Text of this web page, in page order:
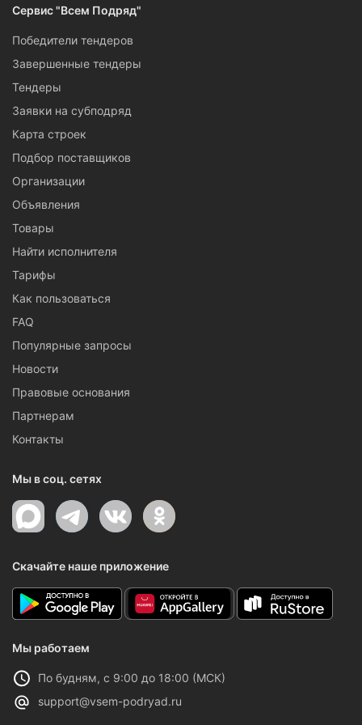
Сервис "Всем Подряд"
Победители тендеров
Завершенные тендеры
Тендеры
Заявки на субподряд
Карта строек
Подбор поставщиков
Организации
Объявления
Товары
Найти исполнителя
Тарифы
Как пользоваться
FAQ
Популярные запросы
Новости
Правовые основания
Партнерам
Контакты
Мы в соц. сетях
Скачайте наше приложение
Мы работаем
По будням, с 9:00 до 18:00 (МСК)
support@vsem-podryad.ru